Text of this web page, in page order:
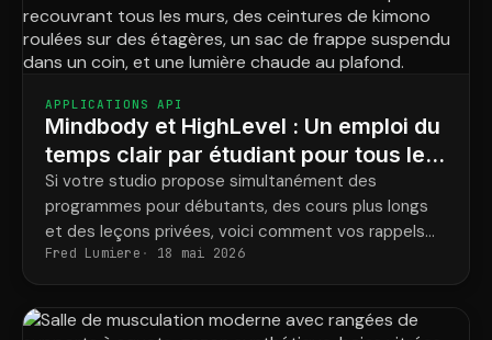
APPLICATIONS API
Mindbody et HighLevel : Un emploi du
temps clair par étudiant pour tous les
programmes
Si votre studio propose simultanément des
programmes pour débutants, des cours plus longs
et des leçons privées, voici comment vos rappels
correspondent enfin aux réservations réelles de
chaque élève.
Fred Lumiere 18 mai 2026